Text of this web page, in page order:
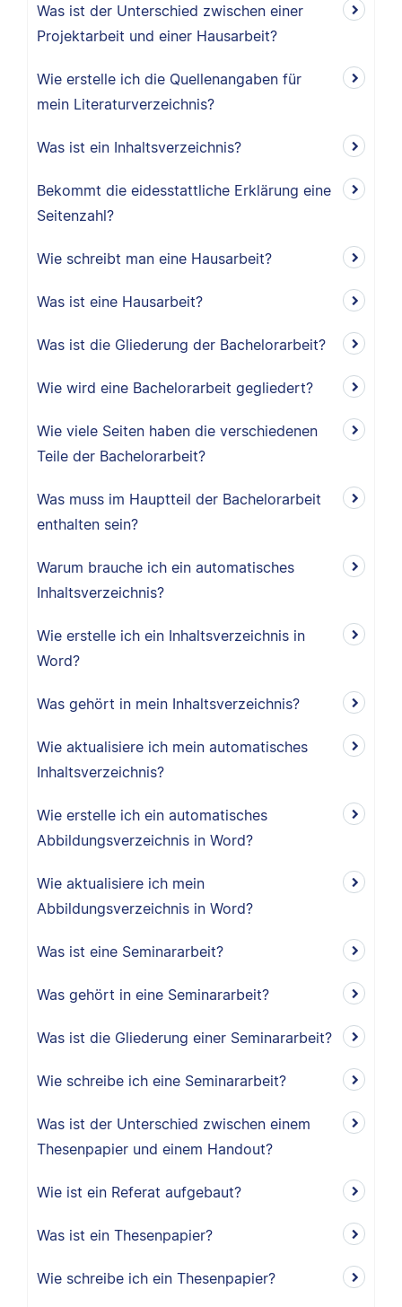
Was ist der Unterschied zwischen einer
Projektarbeit und einer Hausarbeit?
Wie erstelle ich die Quellenangaben für
mein Literaturverzeichnis?
Was ist ein Inhaltsverzeichnis?
Bekommt die eidesstattliche Erklärung eine
Seitenzahl?
Wie schreibt man eine Hausarbeit?
Was ist eine Hausarbeit?
Was ist die Gliederung der Bachelorarbeit?
Wie wird eine Bachelorarbeit gegliedert?
Wie viele Seiten haben die verschiedenen
Teile der Bachelorarbeit?
Was muss im Hauptteil der Bachelorarbeit
enthalten sein?
Warum brauche ich ein automatisches
Inhaltsverzeichnis?
Wie erstelle ich ein Inhaltsverzeichnis in
Word?
Was gehört in mein Inhaltsverzeichnis?
Wie aktualisiere ich mein automatisches
Inhaltsverzeichnis?
Wie erstelle ich ein automatisches
Abbildungsverzeichnis in Word?
Wie aktualisiere ich mein
Abbildungsverzeichnis in Word?
Was ist eine Seminararbeit?
Was gehört in eine Seminararbeit?
Was ist die Gliederung einer Seminararbeit?
Wie schreibe ich eine Seminararbeit?
Was ist der Unterschied zwischen einem
Thesenpapier und einem Handout?
Wie ist ein Referat aufgebaut?
Was ist ein Thesenpapier?
Wie schreibe ich ein Thesenpapier?